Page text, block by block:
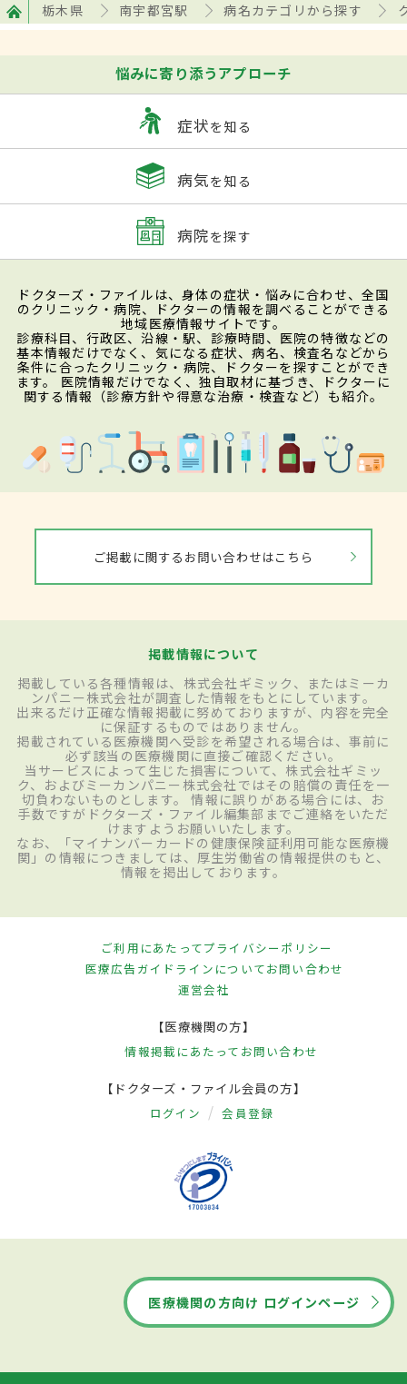
栃木県 南宇都宮駅 病名カテゴリから探す
悩みに寄り添うアプローチ
症状を知る
病気を知る
病院を探す
ドクターズ・ファイルは、身体の症状・悩みに合わせ、全国
のクリニック・病院、ドクターの情報を調べることができる
地域医療情報サイトです。
診療科目、行政区、沿線・駅、診療時間、医院の特徴などの
基本情報だけでなく、気になる症状、病名、検査名などから
条件に合ったクリニック・病院、ドクターを探すことができ
ます。 医院情報だけでなく、独自取材に基づき、ドクターに
関する情報（診療方針や得意な治療・検査など）も紹介。
ご掲載に関するお問い合わせはこちら
掲載情報について
掲載している各種情報は、株式会社ギミック、またはミーカ
ンパニー株式会社が調査した情報をもとにしています。
出来るだけ正確な情報掲載に努めておりますが、内容を完全
に保証するものではありません。
掲載されている医療機関へ受診を希望される場合は、事前に
必ず該当の医療機関に直接ご確認ください。
当サービスによって生じた損害について、株式会社ギミッ
ク、およびミーカンパニー株式会社ではその賠償の責任を一
切負わないものとします。 情報に誤りがある場合には、お
手数ですがドクターズ・ファイル編集部までご連絡をいただ
けますようお願いいたします。
なお、「マイナンバーカードの健康保険証利用可能な医療機
関」の情報につきましては、厚生労働省の情報提供のもと、
情報を掲出しております。
ご利用にあたってプライバシーポリシー
医療広告ガイドラインについてお問い合わせ
運営会社
【医療機関の方】
情報掲載にあたって お問い合わせ
【ドクターズ・ファイル会員の方】
ログイン 会員登録
医療機関の方向け ログインページ